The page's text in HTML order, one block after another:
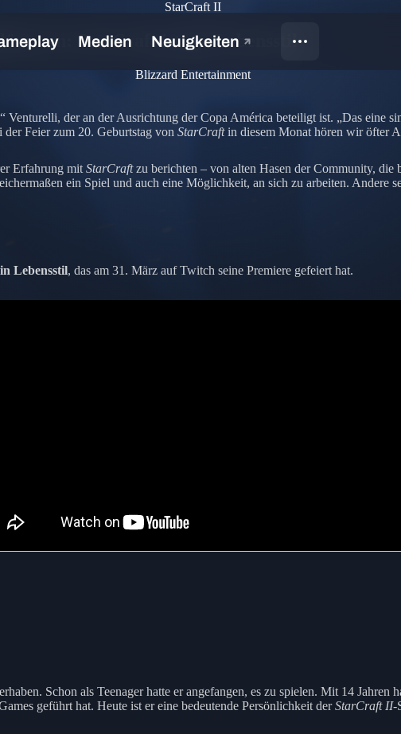
StarCraft II
an: StarCraft ist ein Lebensstil
Blizzard Entertainment
der an der Ausrichtung der Copa América beteiligt ist. „Das eine
Feier zum 20. Geburtstag von StarCraftin diesem Monat hören wir öfter
Erfahrung mit StarCraftzu berichten – von alten Hasen der Community, die
ein Spiel und auch eine Möglichkeit, an sich zu arbeiten. Andere
Lebensstil, das am 31. März auf Twitch seine Premiere gefeiert hat.
Schon als Teenager hatte er angefangen, es zu spielen. Mit 14 Jahren
geführt hat. Heute ist er eine bedeutende Persönlichkeit derStarCraft II-